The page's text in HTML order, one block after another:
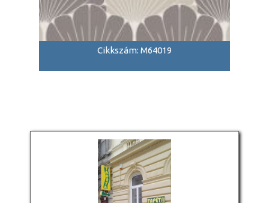
Cikkszám: M64019